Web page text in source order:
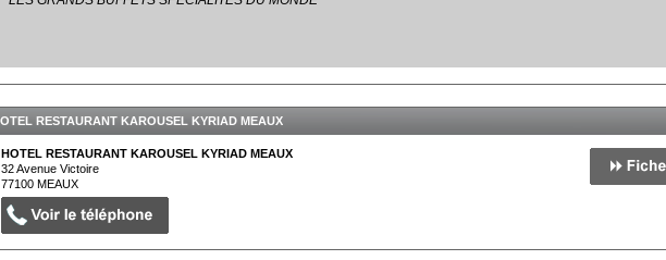
RESTAURANT KAROUSEL KYRIAD MEAUX
HOTEL RESTAURANT KAROUSEL KYRIAD MEAUX
32 Avenue Victoire
77100MEAUX